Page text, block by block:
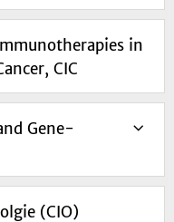
in
CIC
Gene-
(CIO)